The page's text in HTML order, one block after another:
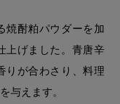
焼酎粕パウダーを加
上げました。青唐辛
りが合わさり、料理
与えます。